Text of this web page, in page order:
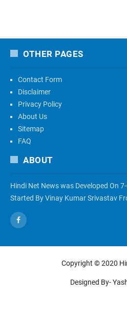
OTHER PAGES
Contact Form
Disclaimer
Privacy Policy
About Us
Sitemap
FAQ
ABOUT
Hindi Net News was Developed On
Started By Vinay Kumar Srivastav
Copyright ©2020
Designed By-